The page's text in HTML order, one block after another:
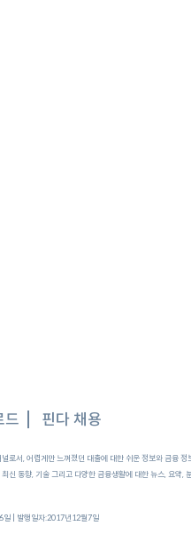
법
드 핀다 채용
로서, 어렵게만 느껴졌던 대출에 대한 쉬운 정보와 금융 정
신 동향, 기술 그리고 다양한 금융생활에 대한 뉴스, 요약,
일 | 발행일자:2017년12월7일